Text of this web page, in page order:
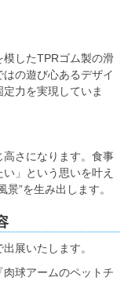
したTPRゴム製の滑
の遊び心あるデザイ
力を実現していま
さになります。食事
」という思いを叶え
”を生み出します。
展いたします。
肉球アームのペットチ